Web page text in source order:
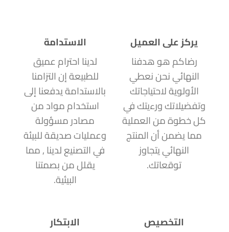
يركز على العميل
رضاكم هو هدفنا
النهائي نحن نعطي
الأولوية لاحتياجاتك
وتفضيلاتك ورءيتك في
كل خطوة من العملية
مما يضمن أن المنتج
النهائي يتجاوز
توقعاتك.
الاستدامة
لدينا احترام عميق
للطبيعة إن التزامنا
بالاستدامة يدفعنا إلى
استخدام مواد من
مصادر مسؤولة
وعمليات صديقة للبيئة
في التصنيع لدينا , مما
يقلل من بصمتنا
البيئية.
التخصيص
الابتكار